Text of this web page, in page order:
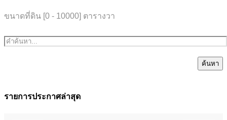
ขนาดที่ดิน [0 - 10000] ตารางวา
ค้นหา
รายการประกาศล่าสุด